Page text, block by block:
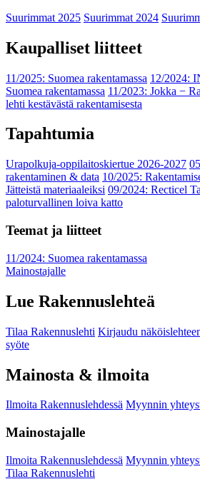
Suurimmat 2025 Suurimmat 2024
Kaupalliset liitteet
11/2025: Suomea rakentamassa 12/2024:
Suomea rakentamassa 11/2023: Jokka −
lehti kestävästä rakentamisesta
Tapahtumia
Urapolkuja-oppilaitoskiertue 2026-2027
rakentaminen & data 10/2025:
Jätteistä materiaaleiksi 09/2024: Recticel
paloturvallinen loiva katto
Teemat ja liitteet
11/2024: Suomea rakentamassa
Mainostajalle
Lue Rakennuslehteä
Tilaa Rakennuslehti Kirjaudu
syöte
Mainosta & ilmoita
Ilmoita Rakennuslehdessä Myynnin
Mainostajalle
Ilmoita Rakennuslehdessä Myynnin
Tilaa Rakennuslehti